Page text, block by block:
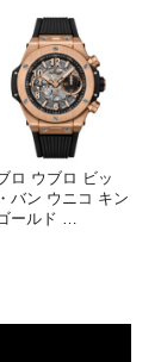
ロ ウブロ ビッ
バン ウニコ キン
ールド